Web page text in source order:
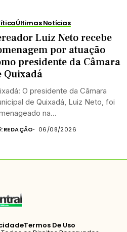
Últimas Notícias
Luiz Neto recebe
por atuação
presidente da Câmara
Quixadá
O presidente da Câmara
de Quixadá, Luiz Neto, foi
na...
REDAÇÃO 06/08/2026
Termos De Uso